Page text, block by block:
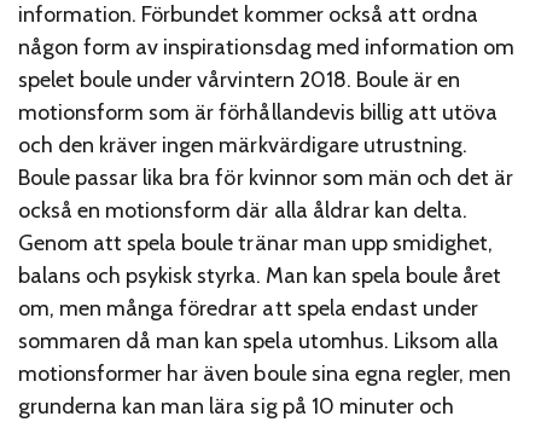
information. Förbundet kommer också att ordna
någon form av inspirationsdag med information om
spelet boule under vårvintern 2018. Boule är en
motionsform som är förhållandevis billig att utöva
och den kräver ingen märkvärdigare utrustning.
Boule passar lika bra för kvinnor som män och det är
också en motionsform där alla åldrar kan delta.
Genom att spela boule tränar man upp smidighet,
balans och psykisk styrka. Man kan spela boule året
om, men många föredrar att spela endast under
sommaren då man kan spela utomhus. Liksom alla
motionsformer har även boule sina egna regler, men
grunderna kan man lära sig på 10 minuter och